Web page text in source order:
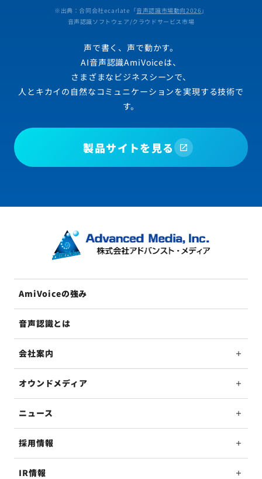
※出典：合同会社ecarlate「音声認識市場動向2026 」
音声認識ソフトウェア/クラウドサービス市場
声で書く、声で動かす。
AI音声認識AmiVoiceは、
さまざまなビジネスシーンで、
人とキカイの自然なコミュニケーションを実現する技術で
す。
製品サイトを見る
AmiVoiceの強み
音声認識とは
会社案内
オウンドメディア
ニュース
採用情報
IR情報